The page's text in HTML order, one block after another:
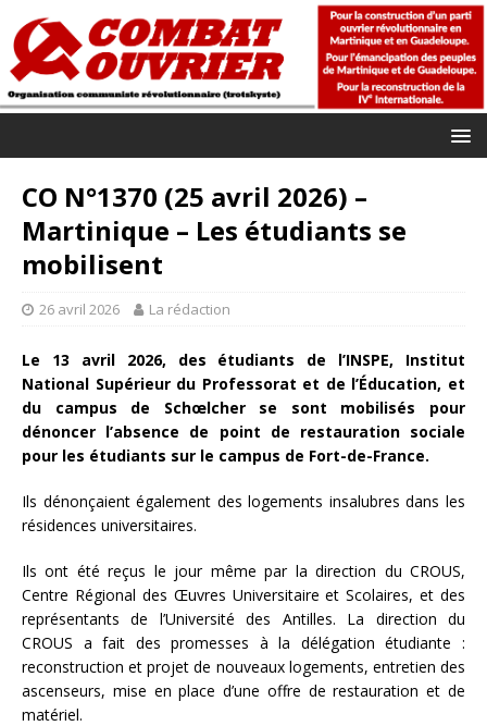
CO N°1370 (25 avril 2026) –
Martinique – Les étudiants se
mobilisent
26 avril 2026 La rédaction
Le 13 avril 2026, des étudiants de l’INSPE, Institut
National Supérieur du Professorat et de l’Éducation, et
du campus de Schœlcher se sont mobilisés pour
dénoncer l’absence de point de restauration sociale
pour les étudiants sur le campus de Fort-de-France.
Ils dénonçaient également des logements insalubres dans les
résidences universitaires.
Ils ont été reçus le jour même par la direction du CROUS,
Centre Régional des Œuvres Universitaire et Scolaires, et des
représentants de l’Université des Antilles. La direction du
CROUS a fait des promesses à la délégation étudiante :
reconstruction et projet de nouveaux logements, entretien des
ascenseurs, mise en place d’une offre de restauration et de
matériel.